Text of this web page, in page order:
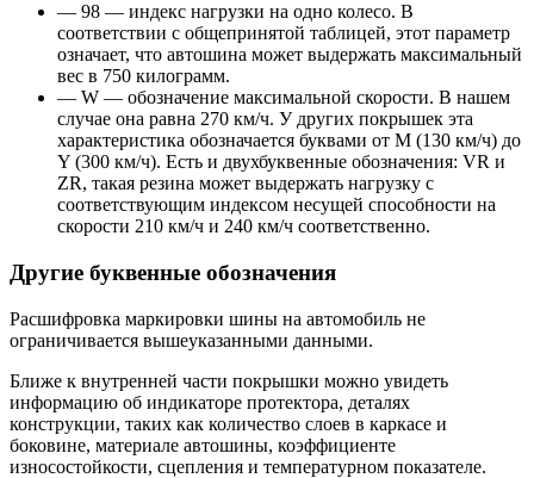
— 98 — индекс нагрузки на одно колесо. В
соответствии с общепринятой таблицей, этот параметр
означает, что автошина может выдержать максимальный
вес в 750 килограмм.
— W — обозначение максимальной скорости. В нашем
случае она равна 270 км/ч. У других покрышек эта
характеристика обозначается буквами от М (130 км/ч) до
Y (300 км/ч). Есть и двухбуквенные обозначения: VR и
ZR, такая резина может выдержать нагрузку с
соответствующим индексом несущей способности на
скорости 210 км/ч и 240 км/ч соответственно.
Другие буквенные обозначения
Расшифровка маркировки шины на автомобиль не
ограничивается вышеуказанными данными.
Ближе к внутренней части покрышки можно увидеть
информацию об индикаторе протектора, деталях
конструкции, таких как количество слоев в каркасе и
боковине, материале автошины, коэффициенте
износостойкости, сцепления и температурном показателе.